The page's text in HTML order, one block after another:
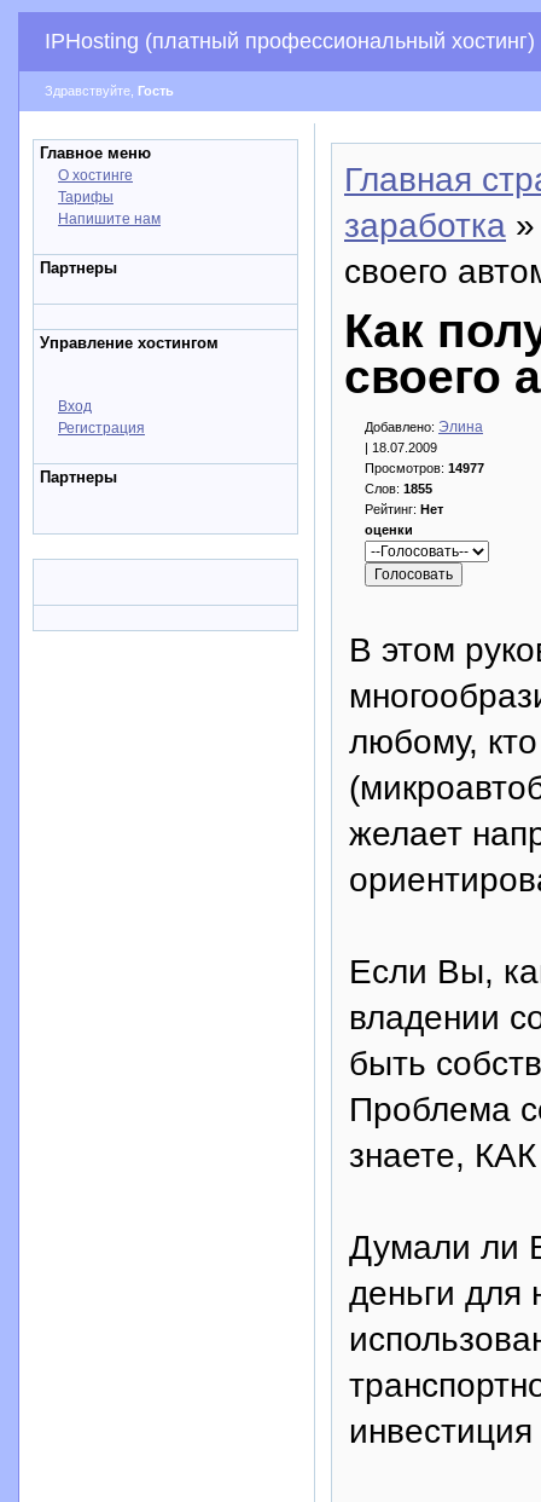
IPHosting (платный профессиональный хостинг)
Здравствуйте, Гость
Главное меню
О хостинге
Тарифы
Напишите нам
Партнеры
Управление хостингом
Вход
Регистрация
Партнеры
Главная
заработка
своего
Как
своего
Добавлено: Элина
| 18.07.2009
Просмотров: 14977
Слов: 1855
Рейтинг: Нет
оценки
В этом
любому,
желает
Если Вы,
владении
быть
Проблема
знаете,
Думали ли
деньги для